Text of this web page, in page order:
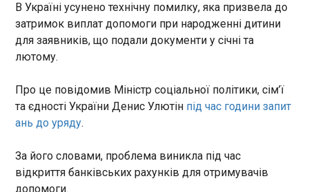
17:18:18
Зростання російської економіки може
виявитися нижчим за очікування через
скорочення експорту нафти та нафтопродуктів
нафтопереробні заводи. Про це мовиться в
аналітичних матеріалах близького до Кремля
Центру макроекономічного аналізу та
короткострокового прогнозування, передає
ЧИТАТЬ
У Києві сталася стрілянина
У Святошинському районі Києва 1 травня водій
В Україні усунено технічну помилку, яка призвела до
затримок виплат допомоги при народженні дитини
для заявників, що подали документи у січні та
лютому.
Про це повідомив Міністр соціальної політики, сім’ї
та єдності України Денис Улютін під час години запит
ань до уряду.
За його словами, проблема виникла під час
відкриття банківських рахунків для отримувачів
допомоги.